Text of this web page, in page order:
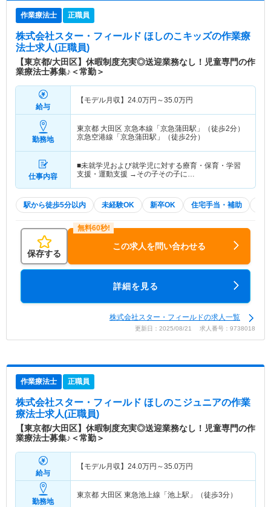
作業療法士 正職員
株式会社スター・フィールド ほしのこキッズの作業療
法士求人(正職員)
【東京都/大田区】休暇制度充実◎送迎業務なし！児童専門の作
業療法士募集♪＜常勤＞
給与
【モデル月収】 24.0万円～35.0万円
勤務地
東京都 大田区 京急本線「京急蒲田駅」（徒歩2分）
京急空港線「京急蒲田駅」（徒歩2分）
仕事内容
■未就学児および就学児に対する療育・保育・学習
支援・運動支援 →その子その子に…
駅から徒歩5分以内 未経験OK 新卒OK 住宅手当・補助
保存する
この求人を問い合わせる
詳細を見る
株式会社スター・フィールドの求人一覧
更新日：2025/08/21 求人番号：9738018
作業療法士 正職員
株式会社スター・フィールド ほしのこジュニアの作業
療法士求人(正職員)
【東京都/大田区】休暇制度充実◎送迎業務なし！児童専門の作
業療法士募集♪＜常勤＞
給与
【モデル月収】 24.0万円～35.0万円
勤務地
東京都 大田区 東急池上線「池上駅」（徒歩3分）